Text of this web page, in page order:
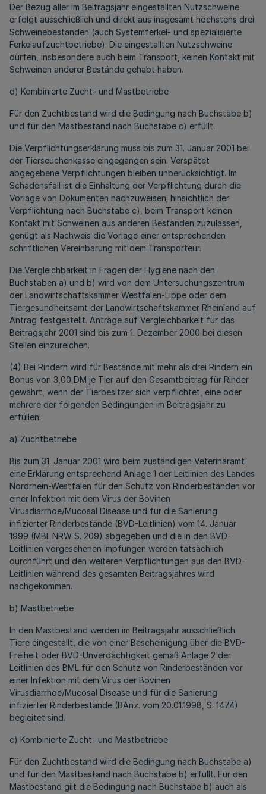
Der Bezug aller im Beitragsjahr eingestallten Nutzschweine
erfolgt ausschließlich und direkt aus insgesamt höchstens drei
Schweinebeständen (auch Systemferkel- und spezialisierte
Ferkelaufzuchtbetriebe). Die eingestallten Nutzschweine
dürfen, insbesondere auch beim Transport, keinen Kontakt mit
Schweinen anderer Bestände gehabt haben.
d) Kombinierte Zucht- und Mastbetriebe
Für den Zuchtbestand wird die Bedingung nach Buchstabe b)
und für den Mastbestand nach Buchstabe c) erfüllt.
Die Verpflichtungserklärung muss bis zum 31. Januar 2001 bei
der Tierseuchenkasse eingegangen sein. Verspätet
abgegebene Verpflichtungen bleiben unberücksichtigt. Im
Schadensfall ist die Einhaltung der Verpflichtung durch die
Vorlage von Dokumenten nachzuweisen; hinsichtlich der
Verpflichtung nach Buchstabe c), beim Transport keinen
Kontakt mit Schweinen aus anderen Beständen zuzulassen,
genügt als Nachweis die Vorlage einer entsprechenden
schriftlichen Vereinbarung mit dem Transporteur.
Die Vergleichbarkeit in Fragen der Hygiene nach den
Buchstaben a) und b) wird von dem Untersuchungszentrum
der Landwirtschaftskammer Westfalen-Lippe oder dem
Tiergesundheitsamt der Landwirtschaftskammer Rheinland auf
Antrag festgestellt. Anträge auf Vergleichbarkeit für das
Beitragsjahr 2001 sind bis zum 1. Dezember 2000 bei diesen
Stellen einzureichen.
(4) Bei Rindern wird für Bestände mit mehr als drei Rindern ein
Bonus von 3,00 DM je Tier auf den Gesamtbeitrag für Rinder
gewährt, wenn der Tierbesitzer sich verpflichtet, eine oder
mehrere der folgenden Bedingungen im Beitragsjahr zu
erfüllen:
a) Zuchtbetriebe
Bis zum 31. Januar 2001 wird beim zuständigen Veterinäramt
eine Erklärung entsprechend Anlage 1 der Leitlinien des Landes
Nordrhein-Westfalen für den Schutz von Rinderbeständen vor
einer Infektion mit dem Virus der Bovinen
Virusdiarrhoe/Mucosal Disease und für die Sanierung
infizierter Rinderbestände (BVD-Leitlinien) vom 14. Januar
1999 (MBl. NRW S. 209) abgegeben und die in den BVD-
Leitlinien vorgesehenen Impfungen werden tatsächlich
durchführt und den weiteren Verpflichtungen aus den BVD-
Leitlinien während des gesamten Beitragsjahres wird
nachgekommen.
b) Mastbetriebe
In den Mastbestand werden im Beitragsjahr ausschließlich
Tiere eingestallt, die von einer Bescheinigung über die BVD-
Freiheit oder BVD-Unverdächtigkeit gemäß Anlage 2 der
Leitlinien des BML für den Schutz von Rinderbeständen vor
einer Infektion mit dem Virus der Bovinen
Virusdiarrhoe/Mucosal Disease und für die Sanierung
infizierter Rinderbestände (BAnz. vom 20.01.1998, S. 1474)
begleitet sind.
c) Kombinierte Zucht- und Mastbetriebe
Für den Zuchtbestand wird die Bedingung nach Buchstabe a)
und für den Mastbestand nach Buchstabe b) erfüllt. Für den
Mastbestand gilt die Bedingung nach Buchstabe b) auch als